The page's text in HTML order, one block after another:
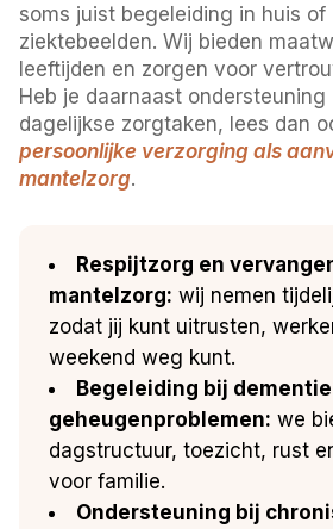
soms juist begeleiding in huis of
ziektebeelden. Wij bieden
leeftijden en zorgen voor
Heb je daarnaast ondersteuning
dagelijkse zorgtaken, lees dan
persoonlijke verzorging als
mantelzorg.
Respijtzorg en
mantelzorg: wij nemen
zodat jij kunt uitrusten,
weekend weg kunt.
Begeleiding bij
geheugenproblemen: we
dagstructuur, toezicht, rust
voor familie.
Ondersteuning bij